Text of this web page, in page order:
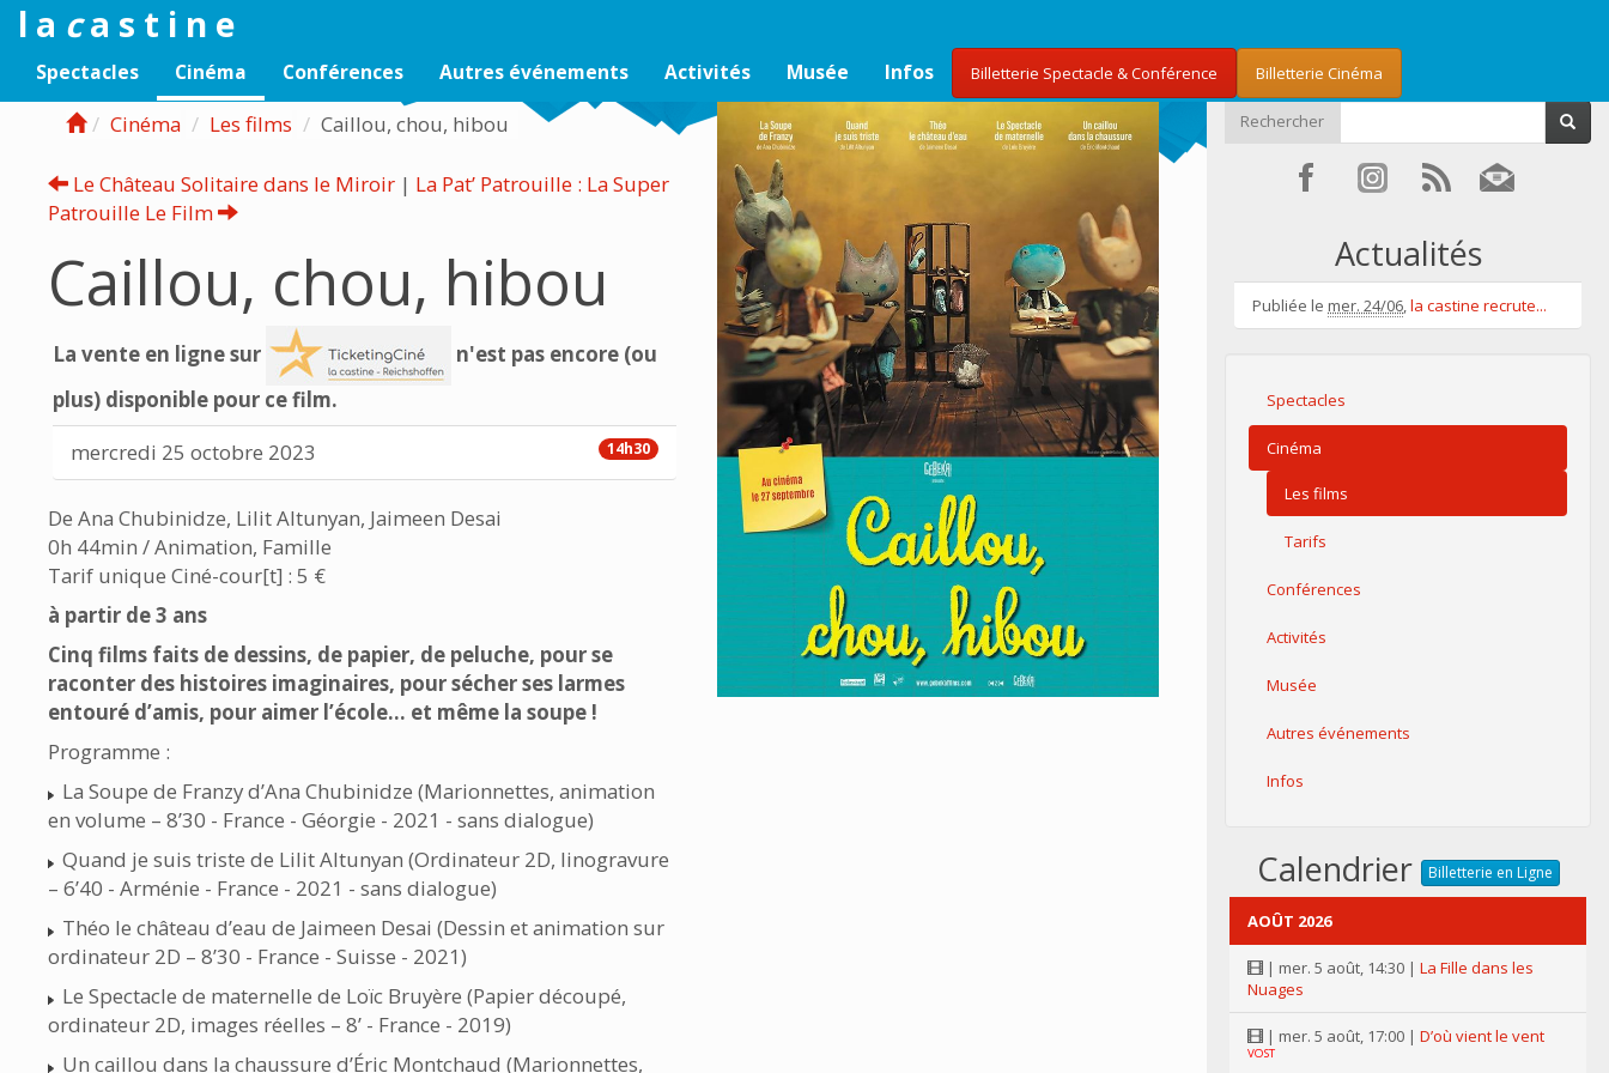
l a ca s t i n e
Spectacles Cinéma Conférences Autres événements Activités Musée Infos Billetterie Spectacle & Conférence Billetterie Cinéma
Cinéma Les films Caillou, chou, hibou
Le Château Solitaire dans le Miroir | La Pat’ Patrouille : La Super
Patrouille Le Film
Caillou, chou, hibou
La vente en ligne sur
n'est pas encore (ou
plus) disponible pour ce film.
14h30
mercredi 25 octobre 2023
De Ana Chubinidze, Lilit Altunyan, Jaimeen Desai
0h 44min / Animation, Famille
Tarif unique Ciné-cour[t] : 5 €
à partir de 3 ans
Cinq films faits de dessins, de papier, de peluche, pour se
raconter des histoires imaginaires, pour sécher ses larmes
entouré d’amis, pour aimer l’école… et même la soupe !
Programme :
La Soupe de Franzy d’Ana Chubinidze (Marionnettes, animation
en volume – 8’30 - France - Géorgie - 2021 - sans dialogue)
Quand je suis triste de Lilit Altunyan (Ordinateur 2D, linogravure
– 6’40 - Arménie - France - 2021 - sans dialogue)
Théo le château d’eau de Jaimeen Desai (Dessin et animation sur
ordinateur 2D – 8’30 - France - Suisse - 2021)
Le Spectacle de maternelle de Loïc Bruyère (Papier découpé,
ordinateur 2D, images réelles – 8’ - France - 2019)
Un caillou dans la chaussure d’Éric Montchaud (Marionnettes,
Rechercher
Actualités
Publiée le mer. 24/06,la castine recrute...
Spectacles
Cinéma
Les films
Tarifs
Conférences
Activités
Musée
Autres événements
Infos
Calendrier Billetterie en Ligne
AOÛT 2026
| mer. 5 août, 14:30 | La Fille dans les
Nuages
| mer. 5 août, 17:00 | D’où vient le vent
VOST